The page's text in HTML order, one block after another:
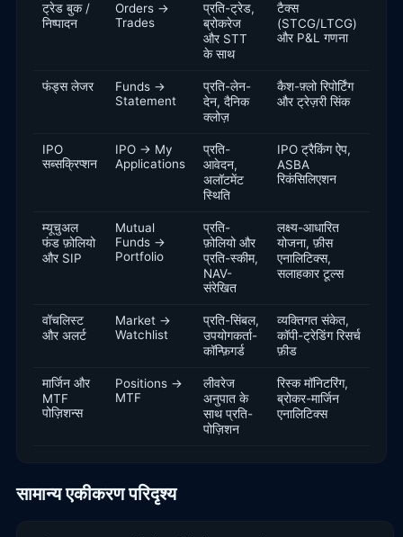
ट्रेड बुक /
निष्पादन
Orders →
Trades
प्रति-ट्रेड,
ब्रोकरेज
और STT
के साथ
टैक्स
(STCG/LTCG)
और P&L गणना
फंड्स लेजर
Funds →
Statement
प्रति-लेन-
देन, दैनिक
क्लोज़
कैश-फ़्लो रिपोर्टिंग
और ट्रेज़री सिंक
IPO
सब्सक्रिप्शन
IPO → My
Applications
प्रति-
आवेदन,
अलॉटमेंट
स्थिति
IPO ट्रैकिंग ऐप,
ASBA
रिकंसिलिएशन
म्यूचुअल
फंड फ़ोलियो
और SIP
Mutual
Funds →
Portfolio
प्रति-
फ़ोलियो और
प्रति-स्कीम,
NAV-
संरेखित
लक्ष्य-आधारित
योजना, फ़ीस
एनालिटिक्स,
सलाहकार टूल्स
वॉचलिस्ट
और अलर्ट
Market →
Watchlist
प्रति-सिंबल,
उपयोगकर्ता-
कॉन्फ़िगर्ड
व्यक्तिगत संकेत,
कॉपी-ट्रेडिंग रिसर्च
फ़ीड
मार्जिन और
MTF
पोज़िशन्स
Positions →
MTF
लीवरेज
अनुपात के
साथ प्रति-
पोज़िशन
रिस्क मॉनिटरिंग,
ब्रोकर-मार्जिन
एनालिटिक्स
सामान्य एकीकरण परिदृश्य